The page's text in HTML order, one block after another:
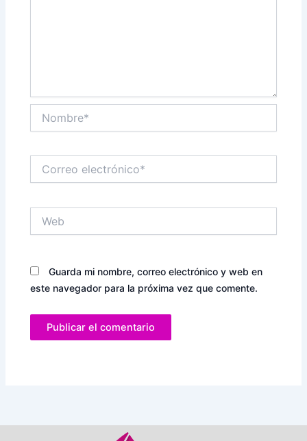
electrónico*
Guarda mi nombre, correo electrónico y web en
este navegador para la próxima vez que comente.